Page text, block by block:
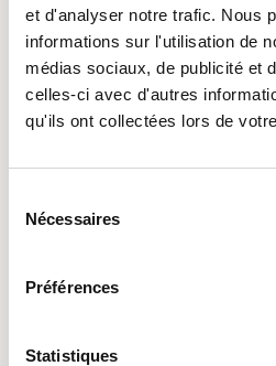
et d'analyser notre trafic. Nous
informations sur l'utilisation de
médias sociaux, de publicité et
celles-ci avec d'autres
qu'ils ont collectées lors de
Nécessaires
Préférences
Statistiques
Email
Note : il est obligatoire d être
adhésion mais n avez pas encore reçu